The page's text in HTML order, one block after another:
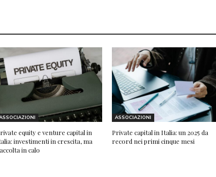
equity e venture capital in
investimenti in crescita, ma
in calo
ASSOCIAZIONI
Private capital in Italia: un 2025 da
record nei primi cinque mesi